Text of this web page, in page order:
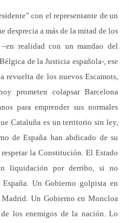
con el representante de un
desprecia a más de la mitad de los
realidad con un mandao del
de la Justicia española-, ese
revuelta de los nuevos Escamots,
prometen colapsar Barcelona
para emprender sus normales
Cataluña es un territorio sin ley,
de España han abdicado de su
la Constitución. El Estado
liquidación por derribo, si no
Un Gobierno golpista en
Un Gobierno en Moncloa
los enemigos de la nación. Lo